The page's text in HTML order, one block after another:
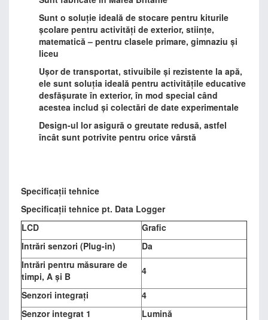
Sunt o soluție ideală de stocare pentru kiturile
școlare pentru activități de exterior, stiințe,
matematică – pentru clasele primare, gimnaziu și
liceu
Ușor de transportat, stivuibile și rezistente la apă,
ele sunt soluția ideală pentru activitățile educative
desfășurate în exterior, în mod special când
acestea includ și colectări de date experimentale
Design-ul lor asigură o greutate redusă, astfel
încât sunt potrivite pentru orice vârstă
Specificații tehnice
Specificații tehnice pt. Data Logger
LCD
Grafic
Intrări senzori (Plug-in)
Da
Intrări pentru măsurare de
timpi, A și B
4
Senzori integrați
4
Senzor integrat 1
Lumină